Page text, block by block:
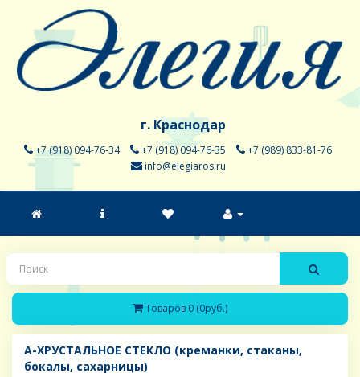
г. Краснодар
+7 (918) 094-76-34 +7 (918) 094-76-35
+7 (989) 833-81-76
info@elegiaros.ru
Товаров 0 (0руб.)
A-ХРУСТАЛЬНОЕ СТЕКЛО (креманки, стаканы,
бокалы, сахарницы)